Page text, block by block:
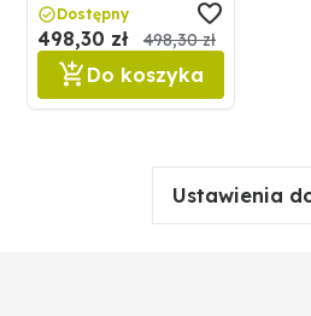
GRANIT 408316-
505
Dostępny
498,30 zł 498,30 zł
Do koszyka
Ustawienia